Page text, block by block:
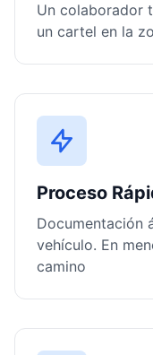
Un colaborador
un cartel en la
Proceso
Documentación
vehículo. En
camino